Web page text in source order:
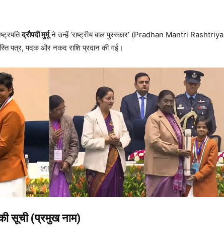
द्रौपदी मुर्मूने उन्हें ‘राष्ट्रीय बाल पुरस्कार’ (Pradhan Mantri Rashtriya
पत्र, पदक और नकद राशि प्रदान की गई।
सूची (प्रमुख नाम)